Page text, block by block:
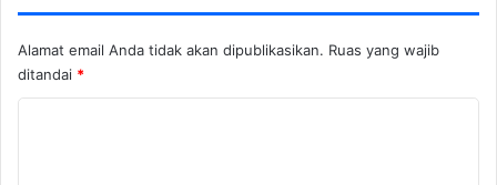
Alamat email Anda tidak akan dipublikasikan. Ruas yang wajib
ditandai *